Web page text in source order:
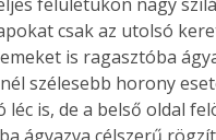
A
csak az utolsó
is ragasztóba
szélesebb horony
is, de a belső oldal